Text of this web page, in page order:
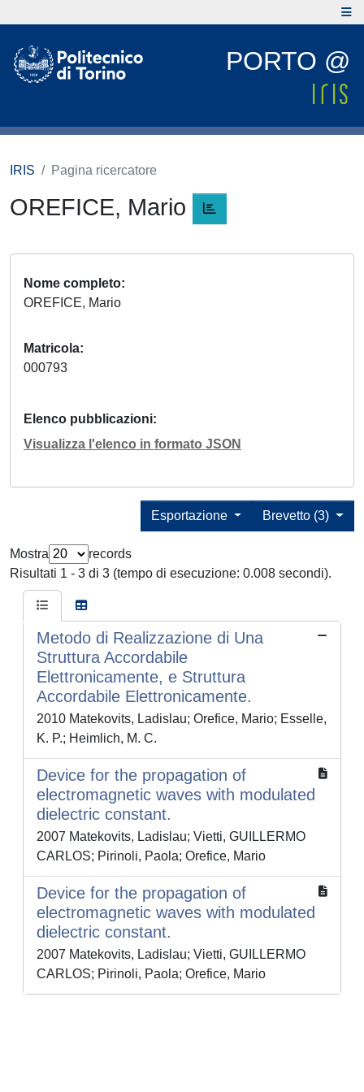
PORTO @
IRIS Pagina ricercatore
OREFICE, Mario
Nome completo
OREFICE, Mario
Matricola
000793
Elenco pubblicazioni
Visualizza l'elenco in formato JSON
Brevetto (3)
Esportazione
Mostra
records
Risultati 1 - 3 di 3 (tempo di esecuzione: 0.008 secondi).
Metodo di Realizzazione di Una
Struttura Accordabile
Elettronicamente, e Struttura
Accordabile Elettronicamente.
2010 Matekovits, Ladislau; Orefice, Mario; Esselle,
K. P.; Heimlich, M. C.
Device for the propagation of
electromagnetic waves with modulated
dielectric constant.
2007 Matekovits, Ladislau; Vietti, GUILLERMO
CARLOS; Pirinoli, Paola; Orefice, Mario
Device for the propagation of
electromagnetic waves with modulated
dielectric constant.
2007 Matekovits, Ladislau; Vietti, GUILLERMO
CARLOS; Pirinoli, Paola; Orefice, Mario